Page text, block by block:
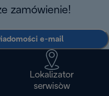
zamówienie!
e-mail
Lokalizator
serwisòw